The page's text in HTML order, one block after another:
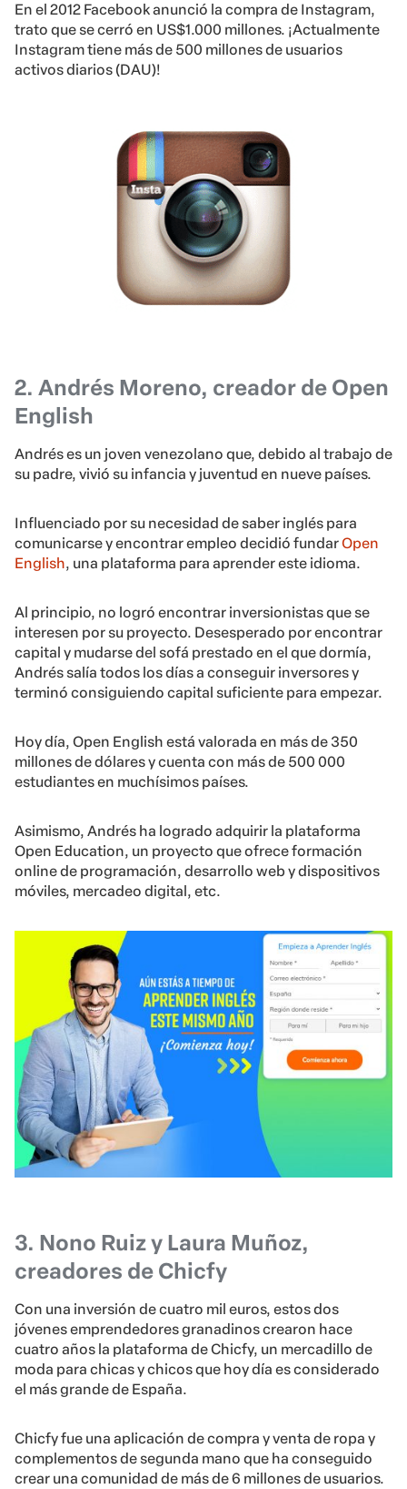
En el 2012 Facebook anunció la compra de Instagram,
trato que se cerró en US$1.000 millones. ¡Actualmente
Instagram tiene más de 500 millones de usuarios
activos diarios (DAU)!
2. Andrés Moreno, creador de Open
English
Andrés es un joven venezolano que, debido al trabajo de
su padre, vivió su infancia y juventud en nueve países.
Influenciado por su necesidad de saber inglés para
comunicarse y encontrar empleo decidió fundarOpen
English, una plataforma para aprender este idioma.
Al principio, no logró encontrar inversionistas que se
interesen por su proyecto. Desesperado por encontrar
capital y mudarse del sofá prestado en el que dormía,
Andrés salía todos los días a conseguir inversores y
terminó consiguiendo capital suficiente para empezar.
Hoy día, Open English está valorada en más de 350
millones de dólares y cuenta con más de 500 000
estudiantes en muchísimos países.
Asimismo, Andrés ha logrado adquirir la plataforma
Open Education, un proyecto que ofrece formación
online de programación, desarrollo web y dispositivos
móviles, mercadeo digital, etc.
3. Nono Ruiz y Laura Muñoz,
creadores de Chicfy
Con una inversión de cuatro mil euros, estos dos
jóvenes emprendedores granadinos crearon hace
cuatro años la plataforma de Chicfy, un mercadillo de
moda para chicas y chicos que hoy día es considerado
el más grande de España.
Chicfy fue una aplicación de compra y venta de ropa y
complementos de segunda mano que ha conseguido
crear una comunidad de más de 6 millones de usuarios.